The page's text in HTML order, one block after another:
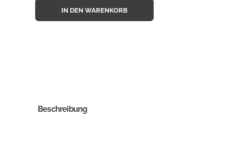
IN DEN WARENKORB
Beschreibung